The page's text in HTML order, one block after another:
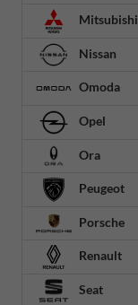
Mitsubishi
Nissan
Omoda
Opel
Ora
Peugeot
Porsche
Renault
Seat